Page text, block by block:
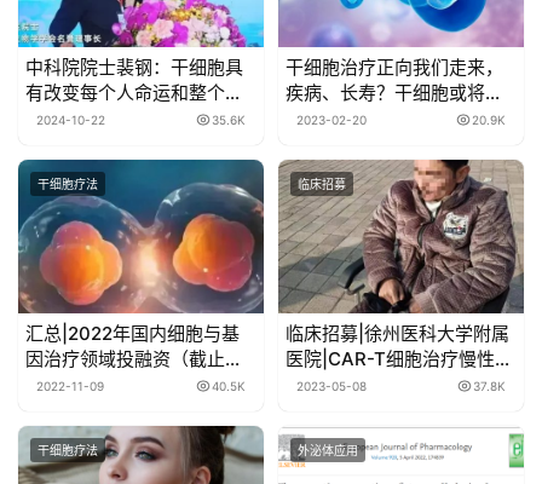
中科院院士裴钢：干细胞具
有改变每个人命运和整个人
类社会的潜力！
2024-10-22 35.6K
干细胞治疗正向我们走来，
疾病、长寿？干细胞或将全
面解决！
2023-02-20 20.9K
干细胞疗法
汇总|2022年国内细胞与基
因治疗领域投融资（截止
2022年10月）
2022-11-09 40.5K
临床招募
临床招募|徐州医科大学附属
医院|CAR-T细胞治疗慢性格
林巴利（吉兰-巴雷）综合征
2023-05-08 37.8K
干细胞疗法 外泌体应用